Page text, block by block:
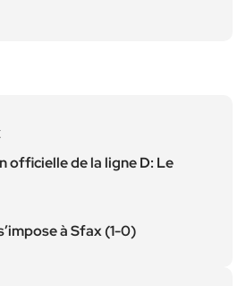
officielle de la ligne D: Le
à Sfax (1-0)